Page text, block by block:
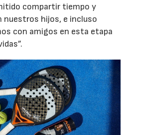
compartir tiempo y
nuestros hijos, e incluso
con amigos en esta etapa